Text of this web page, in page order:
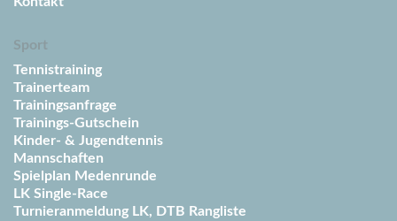
Sport
Tennistraining
Trainerteam
Trainingsanfrage
Trainings-Gutschein
Kinder- & Jugendtennis
Mannschaften
Spielplan Medenrunde
LK Single-Race
Turnieranmeldung LK, DTB Rangliste